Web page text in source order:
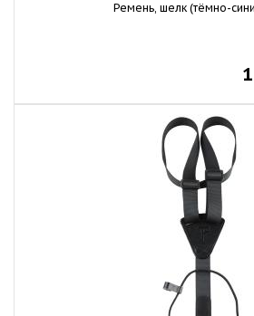
Ремень, шелк (тёмно-